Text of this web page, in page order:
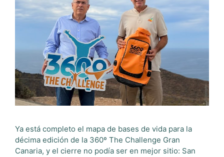
Ya está completo el mapa de bases de vida para la
décima edición de la 360º The Challenge Gran
Canaria, y el cierre no podía ser en mejor sitio: San